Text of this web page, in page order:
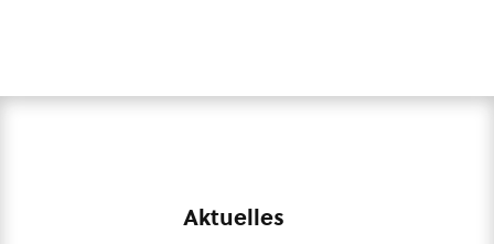
Aktuelles